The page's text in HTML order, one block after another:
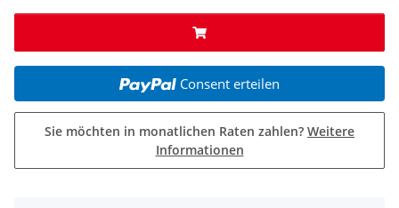
Consent erteilen
Sie möchten in monatlichen Raten zahlen? Weitere
Informationen